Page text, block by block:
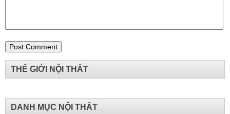
THẾ GIỚI NỘI THẤT
DANH MỤC NỘI THẤT